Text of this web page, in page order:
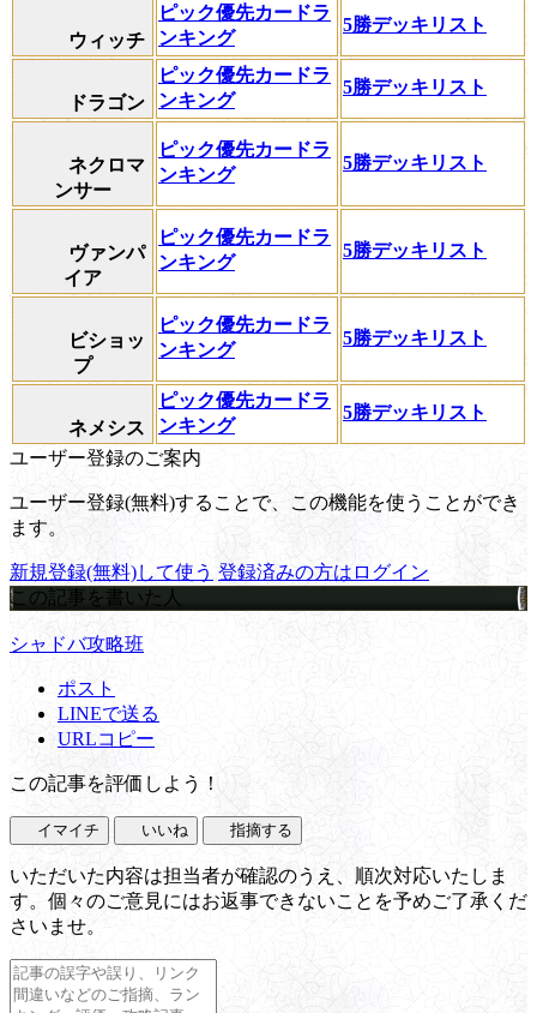
ウィッチ
ピック優先カードラ
ンキング
5勝デッキリスト
ドラゴン
ピック優先カードラ
ンキング
5勝デッキリスト
ネクロマ
ンサー
ピック優先カードラ
ンキング
5勝デッキリスト
ヴァンパ
イア
ピック優先カードラ
ンキング
5勝デッキリスト
ビショッ
プ
ピック優先カードラ
ンキング
5勝デッキリスト
ネメシス
ピック優先カードラ
ンキング
5勝デッキリスト
ユーザー登録のご案内
ユーザー登録(無料)することで、この機能を使うことができ
ます。
新規登録(無料)して使う 登録済みの方はログイン
この記事を書いた人
シャドバ攻略班
ポスト
LINEで送る
URLコピー
この記事を評価しよう！
イマイチ いいね 指摘する
いただいた内容は担当者が確認のうえ、順次対応いたしま
す。個々のご意見にはお返事できないことを予めご了承くだ
さいませ。